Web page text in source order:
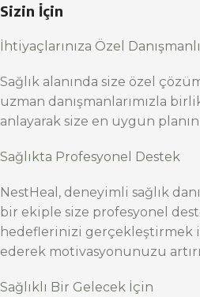
Sizin İçin
İhtiyaçlarınıza Özel
Sağlık alanında size özel
uzman danışmanlarımızla
anlayarak size en uygun
Sağlıkta Profesyonel Destek
NestHeal, deneyimli sağlık
bir ekiple size profesyonel
hedeflerinizi gerçekleştirmek
ederek motivasyonunuzu
Sağlıklı Bir Gelecek İçin